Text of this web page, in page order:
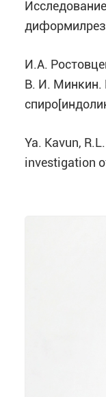
И.А.
В. И. Минкин.
Ya. Kavun,
investigation